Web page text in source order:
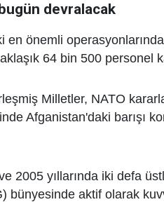
devralacak
en önemli
64 bin 500 personel
Milletler, NATO
Afganistan'daki barışı
2005 yıllarında iki defa
bünyesinde aktif olarak